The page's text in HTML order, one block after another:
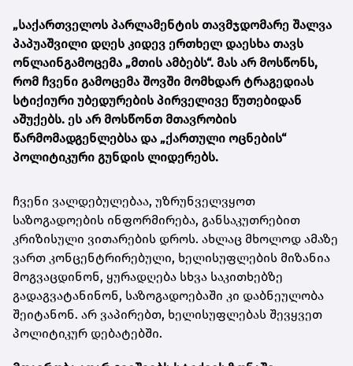
„საქართველოს პარლამენტის თავმჯდომარე შალვა
პაპუაშვილი დღეს კიდევ ერთხელ დაესხა თავს
ონლაინგამოცემა „მთის ამბებს“. მას არ მოსწონს,
რომ ჩვენი გამოცემა შოვში მომხდარ ტრაგედიას
სტიქიური უბედურების პირველივე წუთებიდან
აშუქებს. ეს არ მოსწონთ მთავრობის
წარმომადგენლებსა და „ქართული ოცნების“
პოლიტიკური გუნდის ლიდერებს.
ჩვენი ვალდებულებაა, უზრუნველვყოთ
საზოგადოების ინფორმირება, განსაკუთრებით
კრიზისული ვითარების დროს. ახლაც მხოლოდ ამაზე
ვართ კონცენტრირებული, ხელისუფლების მიზანია
მოგვაცდინონ, ყურადღება სხვა საკითხებზე
გადაგვატანინონ, საზოგადოებაში კი დაბნეულობა
შეიტანონ. არ ვაპირებთ, ხელისუფლებას შევყვეთ
პოლიტიკურ დებატებში.